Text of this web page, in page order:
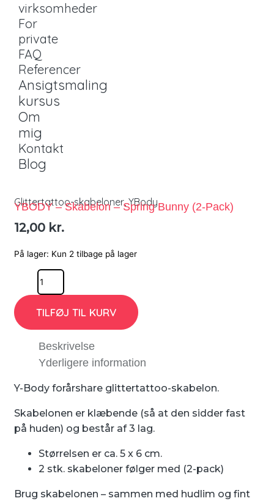
virksomheder
For
private
FAQ
Referencer
Ansigtsmaling
kursus
Om
mig
Kontakt
Blog
Glittertattoo-skabeloner,YBody
YBODY – Skabelon – Spring Bunny (2-Pack)
12,00 kr.
På lager: Kun 2 tilbage på lager
TILFØJ TIL KURV
Beskrivelse
Yderligere information
Y-Body forårshare glittertattoo-skabelon.
Skabelonen er klæbende (så at den sidder fast
på huden) og består af 3 lag.
Størrelsen er ca. 5 x 6 cm.
2 stk. skabeloner følger med (2-pack)
Brug skabelonen – sammen med hudlim og fint